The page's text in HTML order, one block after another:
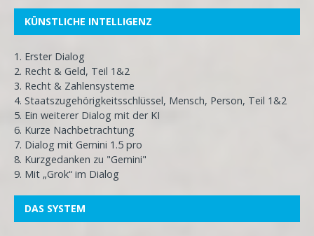
KÜNSTLICHE INTELLIGENZ
1. Erster Dialog
2. Recht & Geld, Teil 1&2
3. Recht & Zahlensysteme
4. Staatszugehörigkeitsschlüssel, Mensch, Person, Teil 1&2
5. Ein weiterer Dialog mit der KI
6. Kurze Nachbetrachtung
7. Dialog mit Gemini 1.5 pro
8. Kurzgedanken zu "Gemini"
9. Mit „Grok“ im Dialog
DAS SYSTEM